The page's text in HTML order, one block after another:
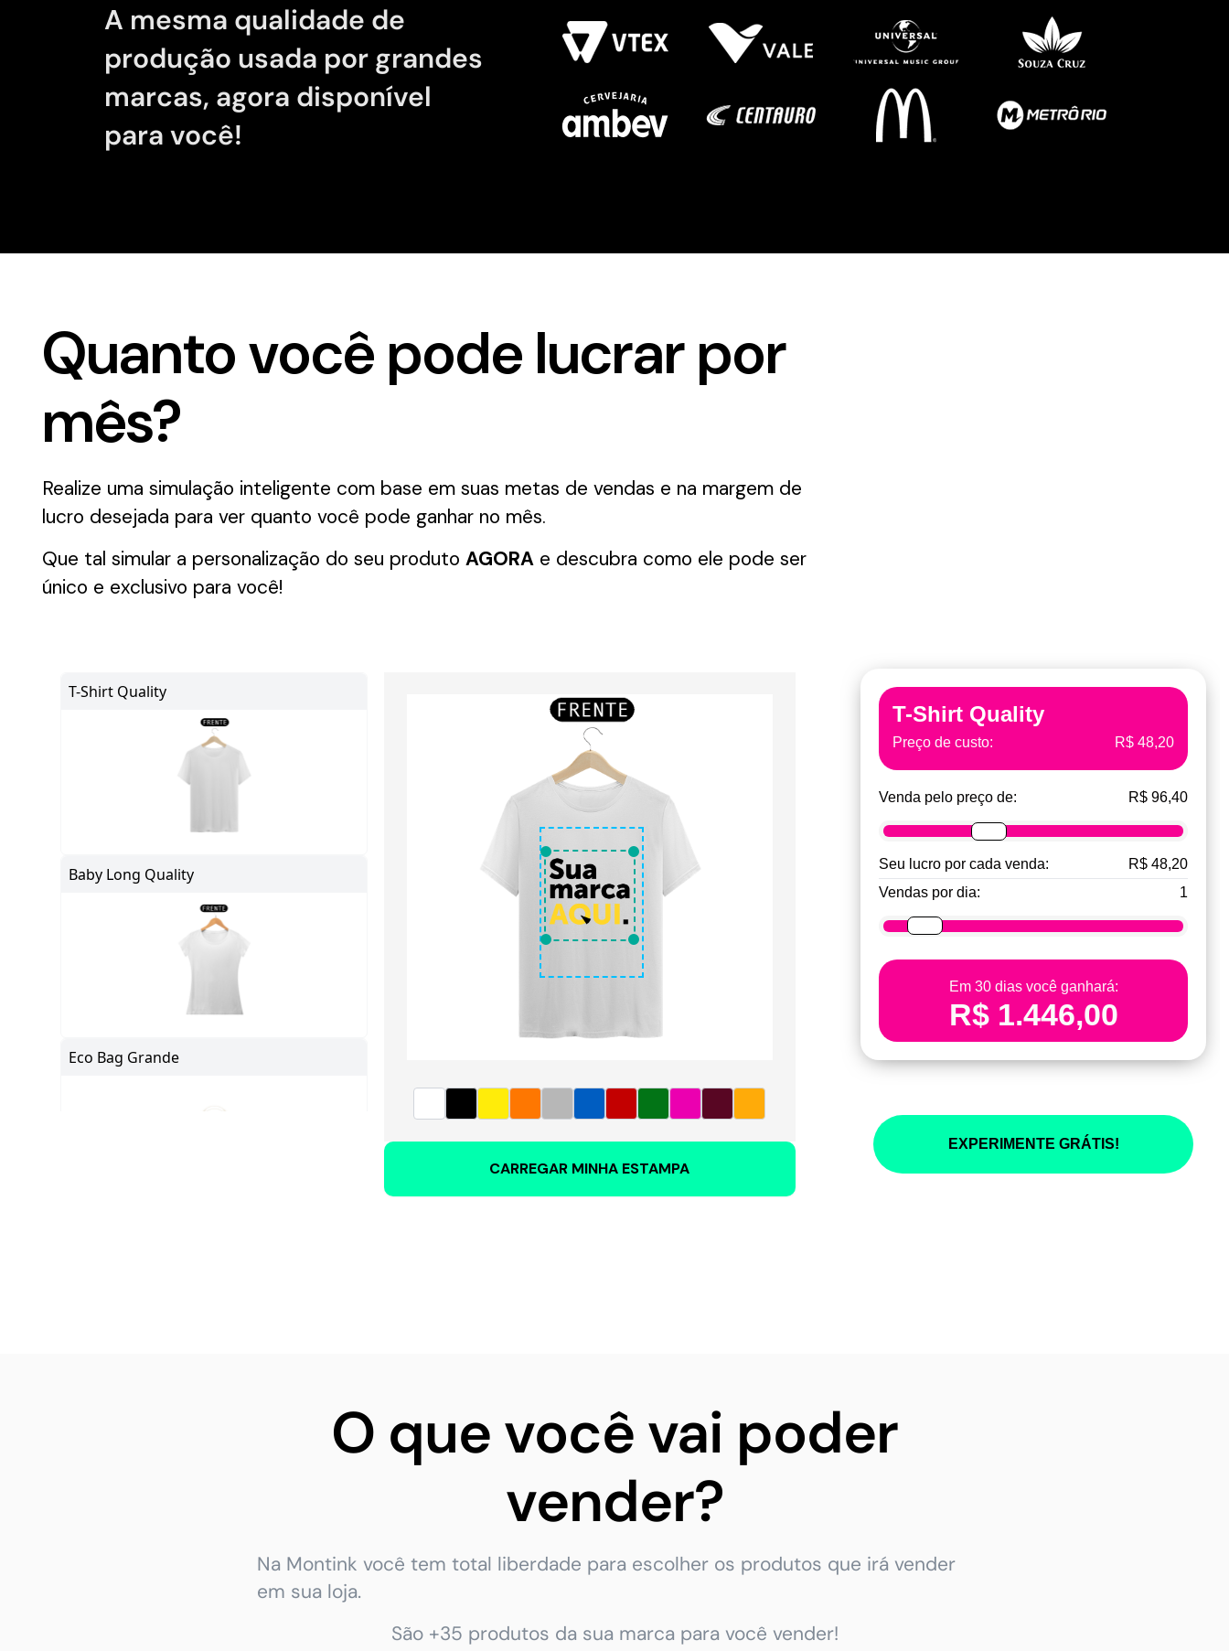
A mesma qualidade de
produção usada por grandes
marcas, agora disponível
para você!
O que você vai poder
vender?
Na Montink você tem total liberdade para escolher os produtos que irá vender
em sua loja.
São +35 produtos da sua marca para você vender!